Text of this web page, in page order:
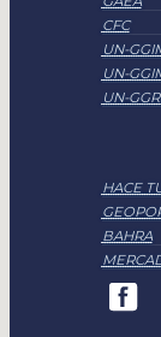
CFC
UN-
UN-
UN-
HACE
BAHRA